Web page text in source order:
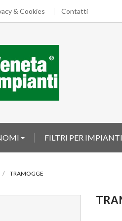
& Cookies Contatti
FILTRI PER
TRAMOGGE